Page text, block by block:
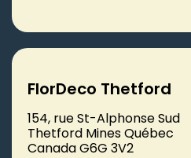
FlorDeco Thetford
154, rue St-Alphonse Sud
Thetford Mines Québec
Canada G6G 3V2